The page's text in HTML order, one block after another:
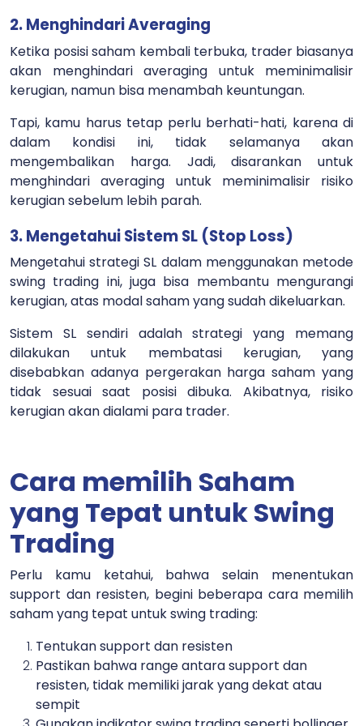
2. Menghindari Averaging
Ketika posisi saham kembali terbuka, trader biasanya
akan menghindari averaging untuk meminimalisir
kerugian, namun bisa menambah keuntungan.
Tapi, kamu harus tetap perlu berhati-hati, karena di
dalam kondisi ini, tidak selamanya akan
mengembalikan harga. Jadi, disarankan untuk
menghindari averaging untuk meminimalisir risiko
kerugian sebelum lebih parah.
3. Mengetahui Sistem SL (Stop Loss)
Mengetahui strategi SL dalam menggunakan metode
swing trading ini, juga bisa membantu mengurangi
kerugian, atas modal saham yang sudah dikeluarkan.
Sistem SL sendiri adalah strategi yang memang
dilakukan untuk membatasi kerugian, yang
disebabkan adanya pergerakan harga saham yang
tidak sesuai saat posisi dibuka. Akibatnya, risiko
kerugian akan dialami para trader.
Cara memilih Saham
yang Tepat untuk Swing
Trading
Perlu kamu ketahui, bahwa selain menentukan
support dan resisten, begini beberapa cara memilih
saham yang tepat untuk swing trading:
Tentukan support dan resisten
Pastikan bahwa range antara support dan
resisten, tidak memiliki jarak yang dekat atau
sempit